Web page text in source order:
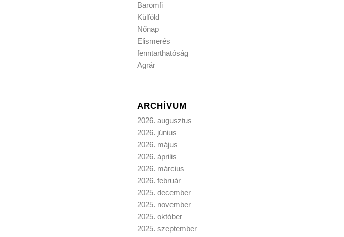
Baromfi
Külföld
Nőnap
Elismerés
fenntarthatóság
Agrár
ARCHÍVUM
2026. augusztus
2026. június
2026. május
2026. április
2026. március
2026. február
2025. december
2025. november
2025. október
2025. szeptember